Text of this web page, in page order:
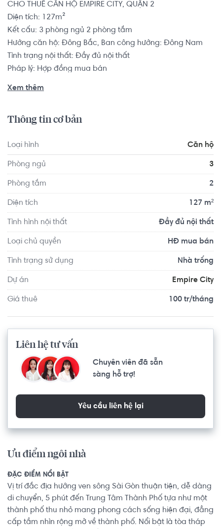
CHO THUÊ CĂN HỘ EMPIRE CITY, QUẬN 2
Diện tích: 127m²
Kết cấu: 3 phòng ngủ 2 phòng tắm
Hướng căn hộ: Đông Bắc, Ban công hướng: Đông Nam
Tình trạng nội thất: Đầy đủ nội thất
Pháp lý: Hợp đồng mua bán
lân cận. Mất khoảng 7 phút đến Chợ Bến Thành và Ủy
sắm, trường học và bệnh viện Quốc tế Quận 2, 20 phút
đến các khu tiện ích phía Nam Sài Gòn Q.7
Căn hộ có vị trí cách Trường Mầm non Cỏ Ba Lá - Clover
Montessori Quận 2 khoảng 7.6km, cách Trường Mầm non
Yoga Center Quận 2 khoảng 6.0km, F5 Gym And Fitness
Center khoảng 5.0km. Tọa lạc tại vị trí thuận tiện di
Xem thêm
Thông tin cơ bản
Loại hình Căn hộ
Phòng ngủ 3
Phòng tắm 2
Diện tích 127 m²
Tình hình nội thất Đầy đủ nội thất
Loại chủ quyền HĐ mua bán
Tình trạng sử dụng Nhà trống
Dự án Empire City
Giá thuê 100 tr/tháng
Liên hệ tư vấn
Chuyên viên đã sẵn
sàng hỗ trợ!
Yêu cầu liên hệ lại
Ưu điểm ngôi nhà
ĐẶC ĐIỂM NỔI BẬT
Vị trí đắc địa hướng ven sông Sài Gòn thuận tiện, dễ dàng
di chuyển, 5 phút đến Trung Tâm Thành Phố tựa như một
thành phố thu nhỏ mang phong cách sống hiện đại, đẳng
cấp tầm nhìn rộng mở về thành phố. Nổi bật là tòa tháp